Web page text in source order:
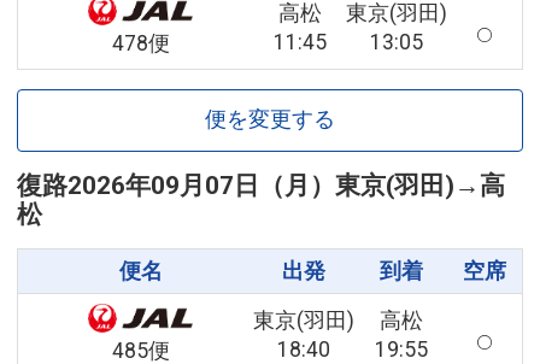
478便
高松
11:45
東京(羽田)
13:05
便を変更する
復路2026年09月07日（月） 東京(羽田) → 高
松
便名 出発 到着 空席
485便
東京(羽田)
18:40
高松
19:55